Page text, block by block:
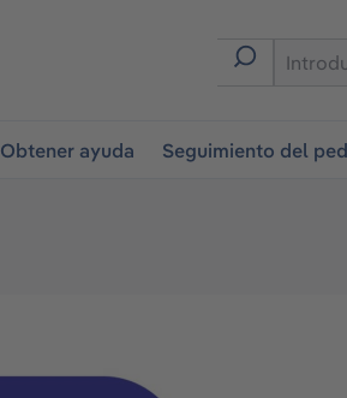
Obtener ayuda Seguimiento del